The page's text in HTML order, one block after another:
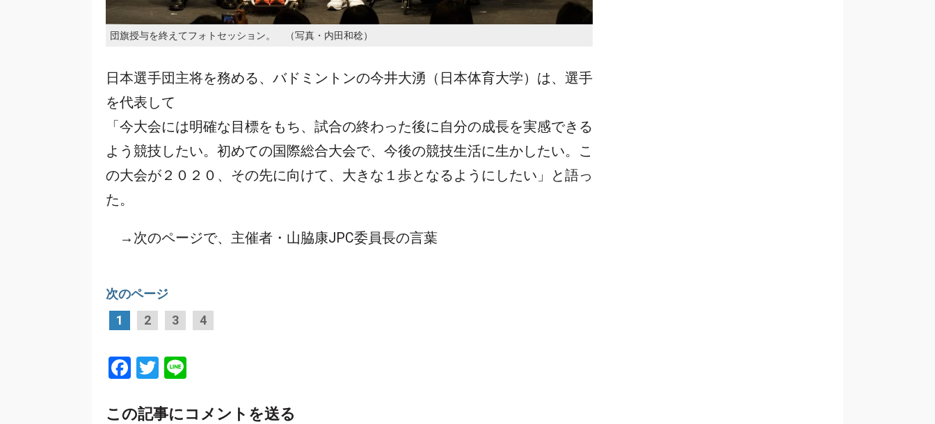
団旗授与を終えてフォトセッション。 （写真・内田和稔）
日本選手団主将を務める、バドミントンの今井大湧（日本体育大学）は、選手
を代表して
「今大会には明確な目標をもち、試合の終わった後に自分の成長を実感できる
よう競技したい。初めての国際総合大会で、今後の競技生活に生かしたい。こ
の大会が２０２０、その先に向けて、大きな１歩となるようにしたい」と語っ
た。
→次のページで、主催者・山脇康JPC委員長の言葉
次のページ
1
2 3 4
Facebook
Twitter
この記事にコメントを送る